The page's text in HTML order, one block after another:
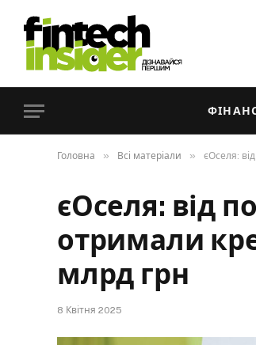
Головна » Всі матеріали » єОселя:
єОселя: від
отримали
млрд грн
8 Квітня 2025